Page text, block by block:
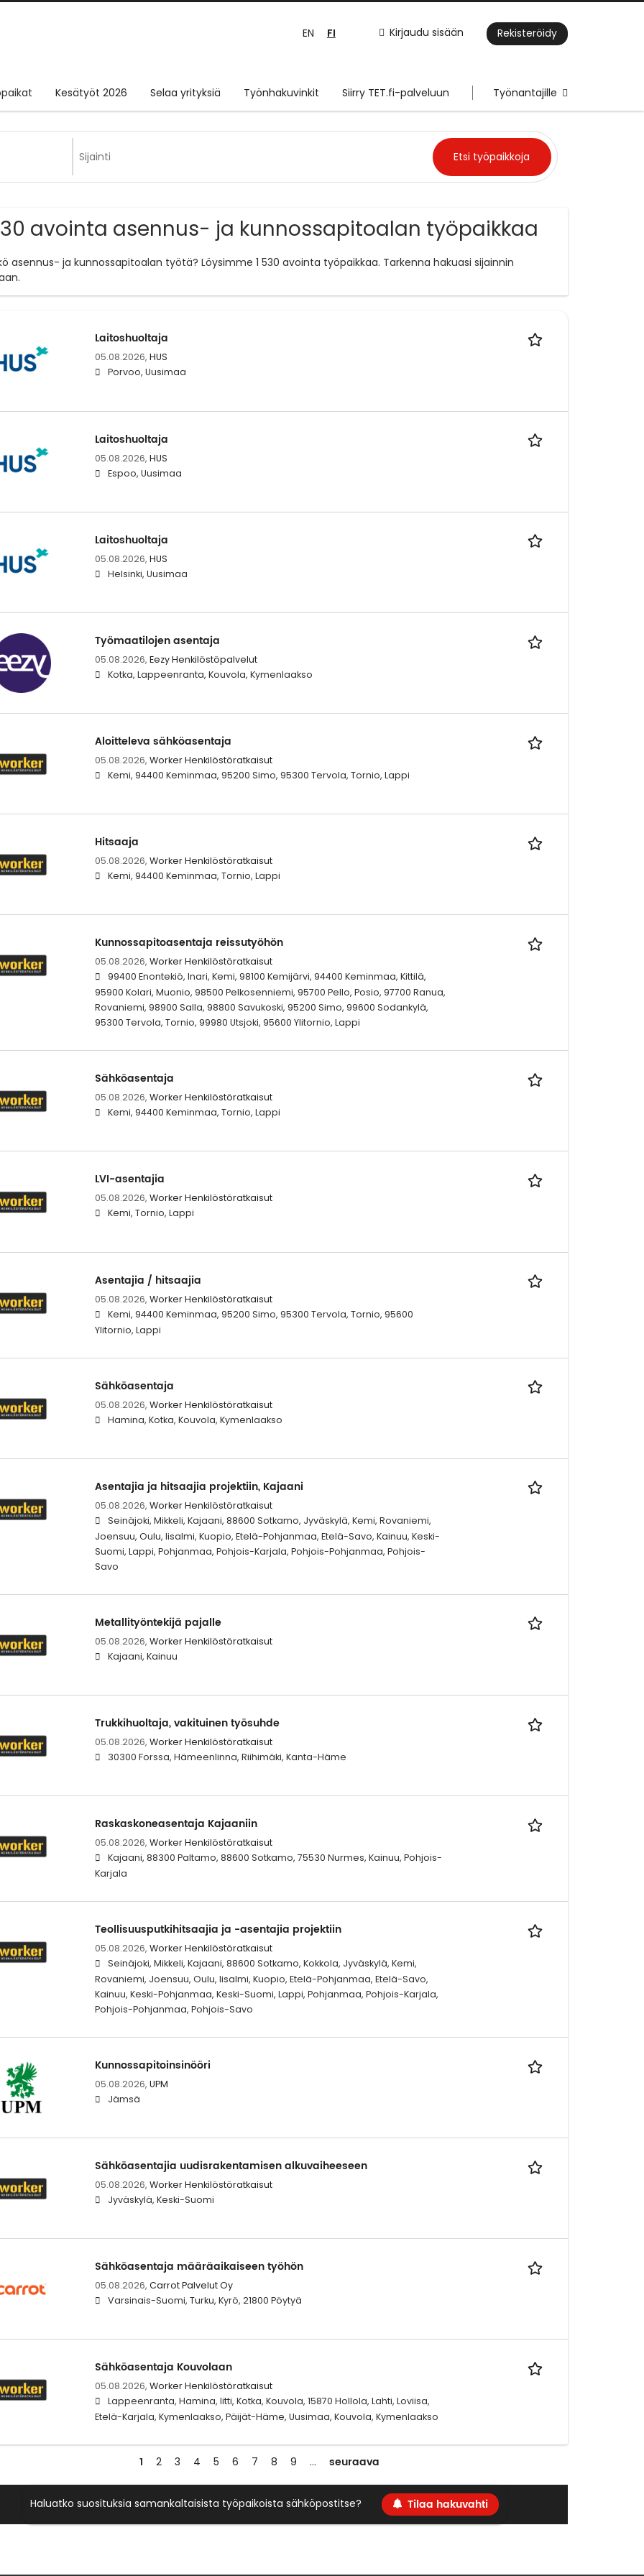
Kirjaudu sisään Rekisteröidy
EN FI
Kesätyöt 2026 Selaa yrityksiä Työnhakuvinkit Siirry TET.fi-palveluun Työnantajille
avointa asennus- ja kunnossapitoalan työpaikkaa
asennus- ja kunnossapitoalan työtä? Löysimme 1 530 avointa työpaikkaa. Tarkenna hakuasi sijainnin
Laitoshuoltaja
05.08.2026, HUS
Porvoo, Uusimaa
Laitoshuoltaja
05.08.2026, HUS
Espoo, Uusimaa
Laitoshuoltaja
05.08.2026, HUS
Helsinki, Uusimaa
Työmaatilojen asentaja
05.08.2026, Eezy Henkilöstöpalvelut
Kotka, Lappeenranta, Kouvola, Kymenlaakso
Aloitteleva sähköasentaja
05.08.2026, Worker Henkilöstöratkaisut
Kemi, 94400 Keminmaa, 95200 Simo, 95300 Tervola, Tornio, Lappi
Hitsaaja
05.08.2026, Worker Henkilöstöratkaisut
Kemi, 94400 Keminmaa, Tornio, Lappi
Kunnossapitoasentaja reissutyöhön
05.08.2026, Worker Henkilöstöratkaisut
99400 Enontekiö, Inari, Kemi, 98100 Kemijärvi, 94400 Keminmaa, Kittilä,
95900 Kolari, Muonio, 98500 Pelkosenniemi, 95700 Pello, Posio, 97700 Ranua,
Rovaniemi, 98900 Salla, 98800 Savukoski, 95200 Simo, 99600 Sodankylä,
95300 Tervola, Tornio, 99980 Utsjoki, 95600 Ylitornio, Lappi
Sähköasentaja
05.08.2026, Worker Henkilöstöratkaisut
Kemi, 94400 Keminmaa, Tornio, Lappi
LVI-asentajia
05.08.2026, Worker Henkilöstöratkaisut
Kemi, Tornio, Lappi
Asentajia / hitsaajia
05.08.2026, Worker Henkilöstöratkaisut
Kemi, 94400 Keminmaa, 95200 Simo, 95300 Tervola, Tornio, 95600
Ylitornio, Lappi
Sähköasentaja
05.08.2026, Worker Henkilöstöratkaisut
Hamina, Kotka, Kouvola, Kymenlaakso
Asentajia ja hitsaajia projektiin, Kajaani
05.08.2026, Worker Henkilöstöratkaisut
Seinäjoki, Mikkeli, Kajaani, 88600 Sotkamo, Jyväskylä, Kemi, Rovaniemi,
Joensuu, Oulu, Iisalmi, Kuopio, Etelä-Pohjanmaa, Etelä-Savo, Kainuu, Keski-
Suomi, Lappi, Pohjanmaa, Pohjois-Karjala, Pohjois-Pohjanmaa, Pohjois-
Savo
Metallityöntekijä pajalle
05.08.2026, Worker Henkilöstöratkaisut
Kajaani, Kainuu
Trukkihuoltaja, vakituinen työsuhde
05.08.2026, Worker Henkilöstöratkaisut
30300 Forssa, Hämeenlinna, Riihimäki, Kanta-Häme
Raskaskoneasentaja Kajaaniin
05.08.2026, Worker Henkilöstöratkaisut
Kajaani, 88300 Paltamo, 88600 Sotkamo, 75530 Nurmes, Kainuu, Pohjois-
Karjala
Teollisuusputkihitsaajia ja -asentajia projektiin
05.08.2026, Worker Henkilöstöratkaisut
Seinäjoki, Mikkeli, Kajaani, 88600 Sotkamo, Kokkola, Jyväskylä, Kemi,
Rovaniemi, Joensuu, Oulu, Iisalmi, Kuopio, Etelä-Pohjanmaa, Etelä-Savo,
Kainuu, Keski-Pohjanmaa, Keski-Suomi, Lappi, Pohjanmaa, Pohjois-Karjala,
Pohjois-Pohjanmaa, Pohjois-Savo
Kunnossapitoinsinööri
05.08.2026, UPM
Jämsä
Sähköasentajia uudisrakentamisen alkuvaiheeseen
05.08.2026, Worker Henkilöstöratkaisut
Jyväskylä, Keski-Suomi
Sähköasentaja määräaikaiseen työhön
05.08.2026, Carrot Palvelut Oy
Varsinais-Suomi, Turku, Kyrö, 21800 Pöytyä
Sähköasentaja Kouvolaan
05.08.2026, Worker Henkilöstöratkaisut
Lappeenranta, Hamina, Iitti, Kotka, Kouvola, 15870 Hollola, Lahti, Loviisa,
Etelä-Karjala, Kymenlaakso, Päijät-Häme, Uusimaa, Kouvola, Kymenlaakso
1 2 3 4 5 6 7 8 9 … seuraava
Haluatko suosituksia samankaltaisista työpaikoista sähköpostitse? Tilaa hakuvahti